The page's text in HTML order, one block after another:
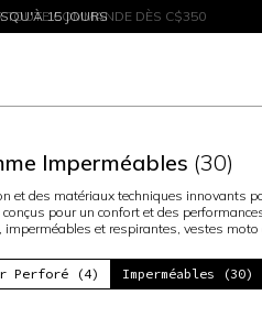
– ACHETEZ MAINTENANT
15 JOURS
Imperméables (30)
et des matériaux techniques innovants
pour un confort et des
et respirantes, vestes moto
Perforé (4) Imperméables (30)